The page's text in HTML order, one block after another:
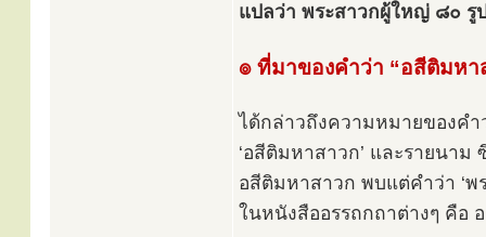
แปลว่า พระสาวกผู้ใหญ่ ๘๐ รู
๏ ที่มาของคำว่า “อสีติมหา
ได้กล่าวถึงความหมายของคำ
‘อสีติมหาสาวก’ และรายนา
อสีติมหาสาวก พบแต่คำว่า ‘พ
ในหนังสืออรรถกถาต่างๆ คือ